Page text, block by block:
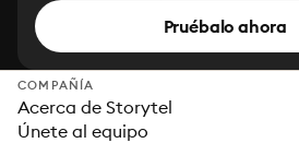
Pruébalo ahora
COMPAÑÍA
Acerca de Storytel
Únete al equipo